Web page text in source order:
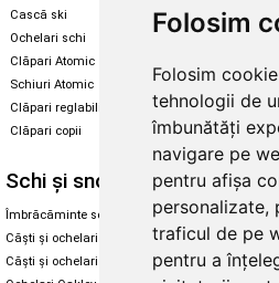
Folosim
Folosim
tehnologii de
îmbunătăți
navigare pe
pentru afișa
personalizate,
traficul de pe
pentru a
Cască ski
Ochelari schi
Clăpari Atomic
Schiuri Atomic
Clăpari reglabili
Clăpari copii
Schi și snowboard
Îmbrăcăminte schi și snowboard
Căști și ochelari de iarnă
Căști și ochelari Alpina
Cum
Cum